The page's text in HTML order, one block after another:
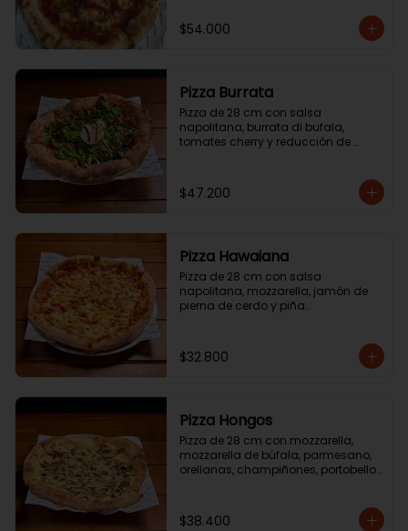
$54.000
Pizza Burrata
Pizza de 28 cm con salsa
napolitana, burrata di bufala,
tomates cherry y reducción de
$47.200
Pizza Hawaiana
Pizza de 28 cm con salsa
napolitana, mozzarella, jamón de
pierna de cerdo y piña..
$32.800
Pizza Hongos
Pizza de 28 cm con mozzarella,
mozzarella de búfala, parmesano,
orellanas, champiñones, portobello
$38.400